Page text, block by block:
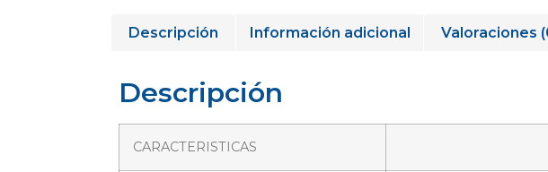
Descripción Información adicional Valoraciones
Descripción
CARACTERISTICAS